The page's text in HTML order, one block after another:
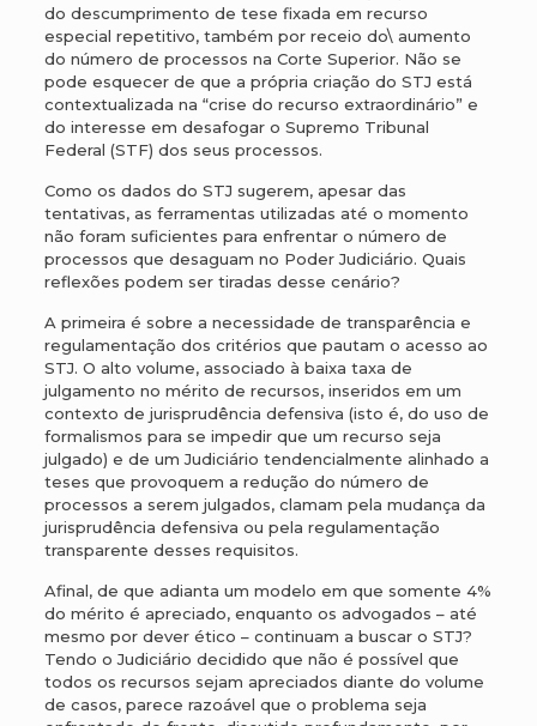
do descumprimento de tese fixada em recurso
especial repetitivo, também por receio do\ aumento
do número de processos na Corte Superior. Não se
pode esquecer de que a própria criação do STJ está
contextualizada na “crise do recurso extraordinário” e
do interesse em desafogar o Supremo Tribunal
Federal (STF) dos seus processos.
Como os dados do STJ sugerem, apesar das
tentativas, as ferramentas utilizadas até o momento
não foram suficientes para enfrentar o número de
processos que desaguam no Poder Judiciário. Quais
reflexões podem ser tiradas desse cenário?
A primeira é sobre a necessidade de transparência e
regulamentação dos critérios que pautam o acesso ao
STJ. O alto volume, associado à baixa taxa de
julgamento no mérito de recursos, inseridos em um
contexto de jurisprudência defensiva (isto é, do uso de
formalismos para se impedir que um recurso seja
julgado) e de um Judiciário tendencialmente alinhado a
teses que provoquem a redução do número de
processos a serem julgados, clamam pela mudança da
jurisprudência defensiva ou pela regulamentação
transparente desses requisitos.
Afinal, de que adianta um modelo em que somente 4%
do mérito é apreciado, enquanto os advogados – até
mesmo por dever ético – continuam a buscar o STJ?
Tendo o Judiciário decidido que não é possível que
todos os recursos sejam apreciados diante do volume
de casos, parece razoável que o problema seja